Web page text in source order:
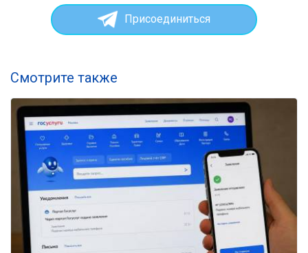
Присоединиться
Смотрите также